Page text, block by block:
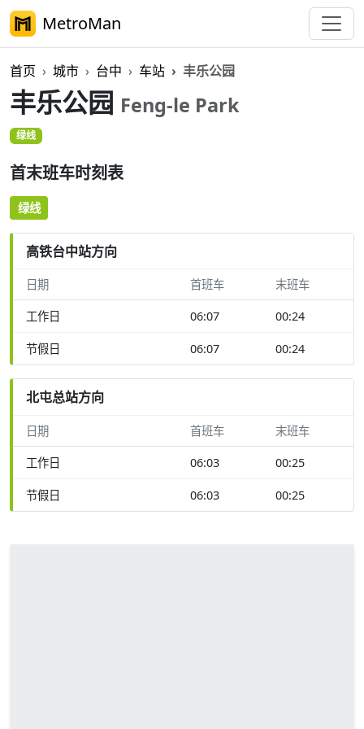
MetroMan
首页 城市 台中 车站 丰乐公园
丰乐公园 Feng-le Park
绿线
首末班车时刻表
绿线
高铁台中站方向
日期 首班车 末班车
工作日 06:07 00:24
节假日 06:07 00:24
北屯总站方向
日期 首班车 末班车
工作日 06:03 00:25
节假日 06:03 00:25